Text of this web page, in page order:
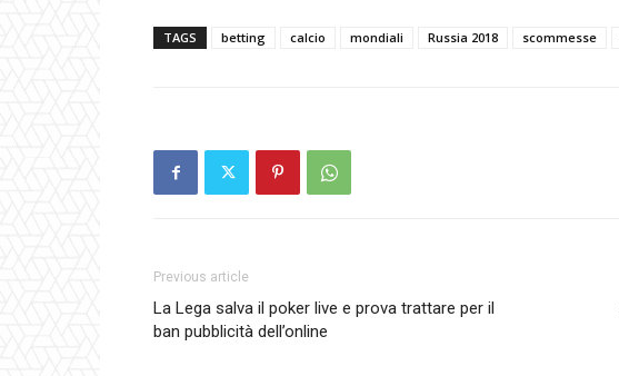
TAGS betting calcio mondiali Russia 2018 scommesse
Previous article
La Lega salva il poker live e prova trattare per il
ban pubblicità dell’online